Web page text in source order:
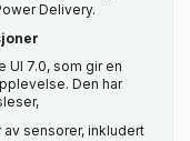
Delivery.
UI 7.0, som gir en
Den har
sensorer, inkludert